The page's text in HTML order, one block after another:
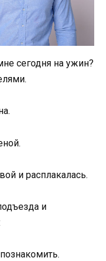
сегодня на ужин?
и расплакалась.
и